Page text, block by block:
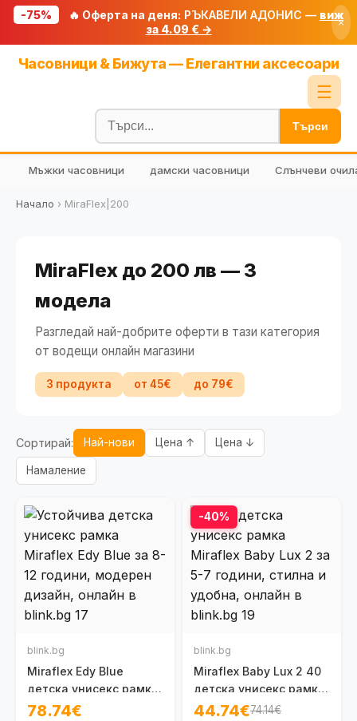
-75% 🔥 Оферта на деня: РЪКАВЕЛИ АДОНИС — виж
за 4.09 € →
×
Часовници & Бижута — Елегантни аксесоари
☰
Блог
🧮 Калкулатори
🔍 Намери продукт
Търси
Мъжки часовници дамски часовници Слънчеви
Начало › MiraFlex|200
MiraFlex до 200 лв — 3
модела
Разгледай най-добрите оферти в тази категория
от водещи онлайн магазини
3 продукта от 45€ до 79€
Сортирай: Най-нови Цена ↑ Цена ↓
Намаление
blink.bg
Miraflex Edy Blue
детска унисекс рамка
за очила 8-12 г.
78.74€
-40%
blink.bg
Miraflex Baby Lux 2 40
детска унисекс рамка
за очила за деца на 5 -
44.74€74.14€